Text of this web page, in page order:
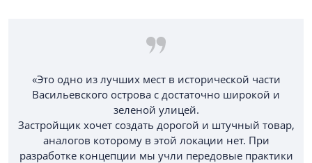
«Это одно из лучших мест в исторической части
Васильевского острова с доста­точно широкой и
зеленой улицей.
Застройщик хочет создать дорогой и штучный товар,
аналогов которому в этой локации нет. При
разработке концепции мы учли передовые практики